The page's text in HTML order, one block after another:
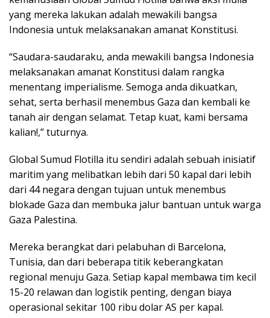
yang mereka lakukan adalah mewakili bangsa
Indonesia untuk melaksanakan amanat Konstitusi.
“Saudara-saudaraku, anda mewakili bangsa Indonesia
melaksanakan amanat Konstitusi dalam rangka
menentang imperialisme. Semoga anda dikuatkan,
sehat, serta berhasil menembus Gaza dan kembali ke
tanah air dengan selamat. Tetap kuat, kami bersama
kalian!,” tuturnya.
Global Sumud Flotilla itu sendiri adalah sebuah inisiatif
maritim yang melibatkan lebih dari 50 kapal dari lebih
dari 44 negara dengan tujuan untuk menembus
blokade Gaza dan membuka jalur bantuan untuk warga
Gaza Palestina.
Mereka berangkat dari pelabuhan di Barcelona,
Tunisia, dan dari beberapa titik keberangkatan
regional menuju Gaza. Setiap kapal membawa tim kecil
15-20 relawan dan logistik penting, dengan biaya
operasional sekitar 100 ribu dolar AS per kapal.